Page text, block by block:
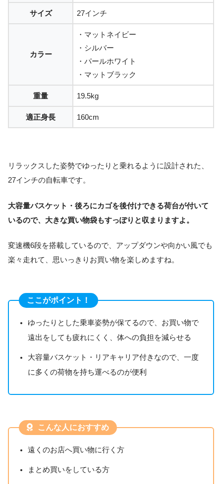
サイズ 27インチ
カラー
・マットネイビー
・シルバー
・パールホワイト
・マットブラック
重量 19.5kg
適正身長 160cm
リラックスした姿勢でゆったりと乗れるように設計された、
27インチの自転車です。
大容量バスケット・後ろにカゴを後付けできる荷台が付いて
いるので、大きな買い物袋もすっぽりと収まりますよ。
変速機6段を搭載しているので、アップダウンや向かい風でも
楽々走れて、思いっきりお買い物を楽しめますね。
ここがポイント！
ゆったりとした乗車姿勢が保てるので、お買い物で
遠出をしても疲れにくく、体への負担を減らせる
大容量バスケット・リアキャリア付きなので、一度
に多くの荷物を持ち運べるのが便利
こんな人におすすめ
遠くのお店へ買い物に行く方
まとめ買いをしている方